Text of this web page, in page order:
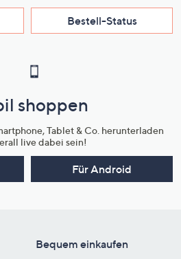
Bestell-Status
shoppen
Tablet & Co. herunterladen
live dabei sein!
Für Android
Bequem einkaufen